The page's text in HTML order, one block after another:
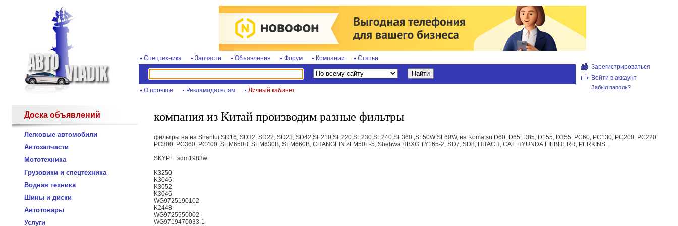
Спецтехника Запчасти Объявления Форум Компании Статьи
О проекте Рекламодателям Личный кабинет
Зарегистрироваться
Войти в аккаунт
Забыл пароль?
Доска объявлений
Легковые автомобили
Автозапчасти
Мототехника
Грузовики и спецтехника
Водная техника
Шины и диски
Автотовары
Услуги
компания из Китай производим разные фильтры
фильтры на на Shantui SD16, SD32, SD22, SD23, SD42,SE210 SE220 SE230 SE240 SE360 ,SL50W SL60W, на Komatsu D60, D65, D85, D155, D355, PC60, PC130, PC200, PC220,
PC300, PC360, PC400, SEM650B, SEM630B, SEM660B, CHANGLIN ZLM50E-5, Shehwa HBXG TY165-2, SD7, SD8, HITACH, CAT, HYUNDA,LIEBHERR, PERKINS...
SKYPE: sdm1983w
K3250
K3046
K3052
K3046
WG9725190102
K2448
WG9725550002
WG9719470033-1